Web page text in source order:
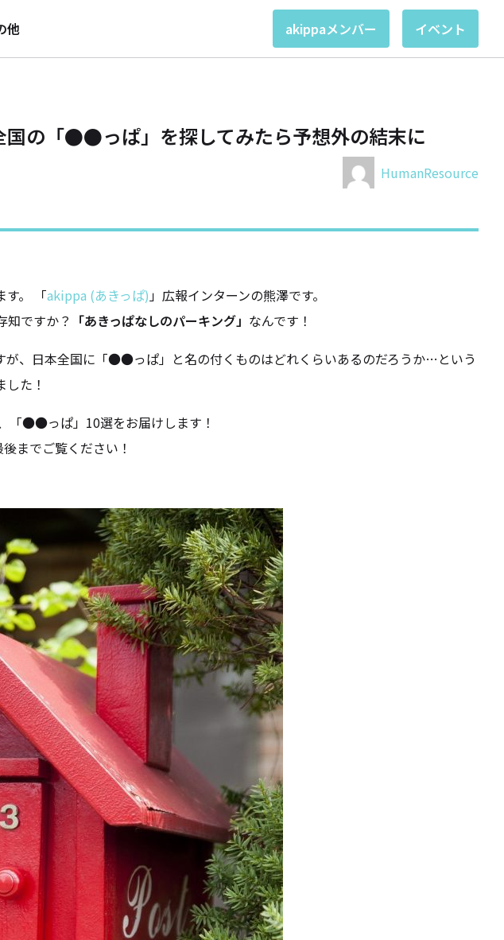
他 akippaメンバー イベント
の「●●っぱ」を探してみたら予想外の結末に
HumanResource
す。 「akippa (あきっぱ)」広報インターンの熊澤です。
知ですか？ 「あきっぱなしのパーキング」 なんです！
が、日本全国に「●●っぱ」と名の付くものはどれくらいあるのだろうか…という
た！
「●●っぱ」10選をお届けします！
までご覧ください！